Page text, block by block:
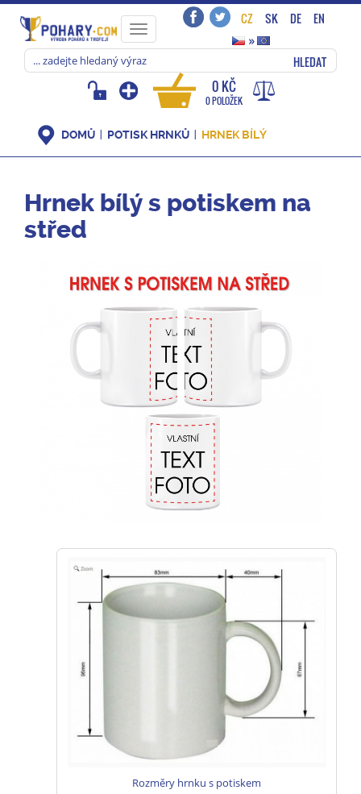
Toggle
navigation
CZ SK DE
EN
»
HLEDAT
0 KČ
0 POLOŽEK
DOMŮ POTISK HRNKŮ HRNEK BÍLÝ
Hrnek bílý s potiskem na
střed
Rozměry hrnku s potiskem